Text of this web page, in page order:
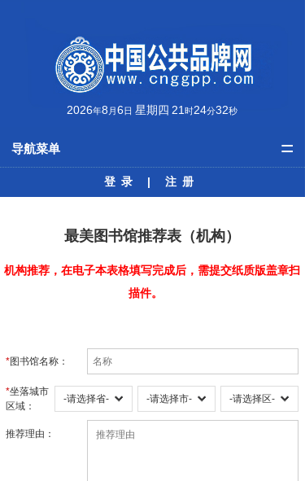
=
培训课程
优秀案例
品牌孵化
登录 | 注册
2026年8 月6日 星期四 21 时24分32秒
导航菜单
最美图书馆推荐表（机构）
机构推荐，在电子本表格填写完成后，需提交纸质版盖章扫
描件。
*图书馆名称：
*坐落城市
区域：
推荐理由：